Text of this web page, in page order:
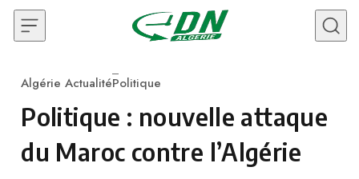
Skip to content
Category
Algérie ActualitéPolitique
Politique : nouvelle attaque
du Maroc contre l’Algérie